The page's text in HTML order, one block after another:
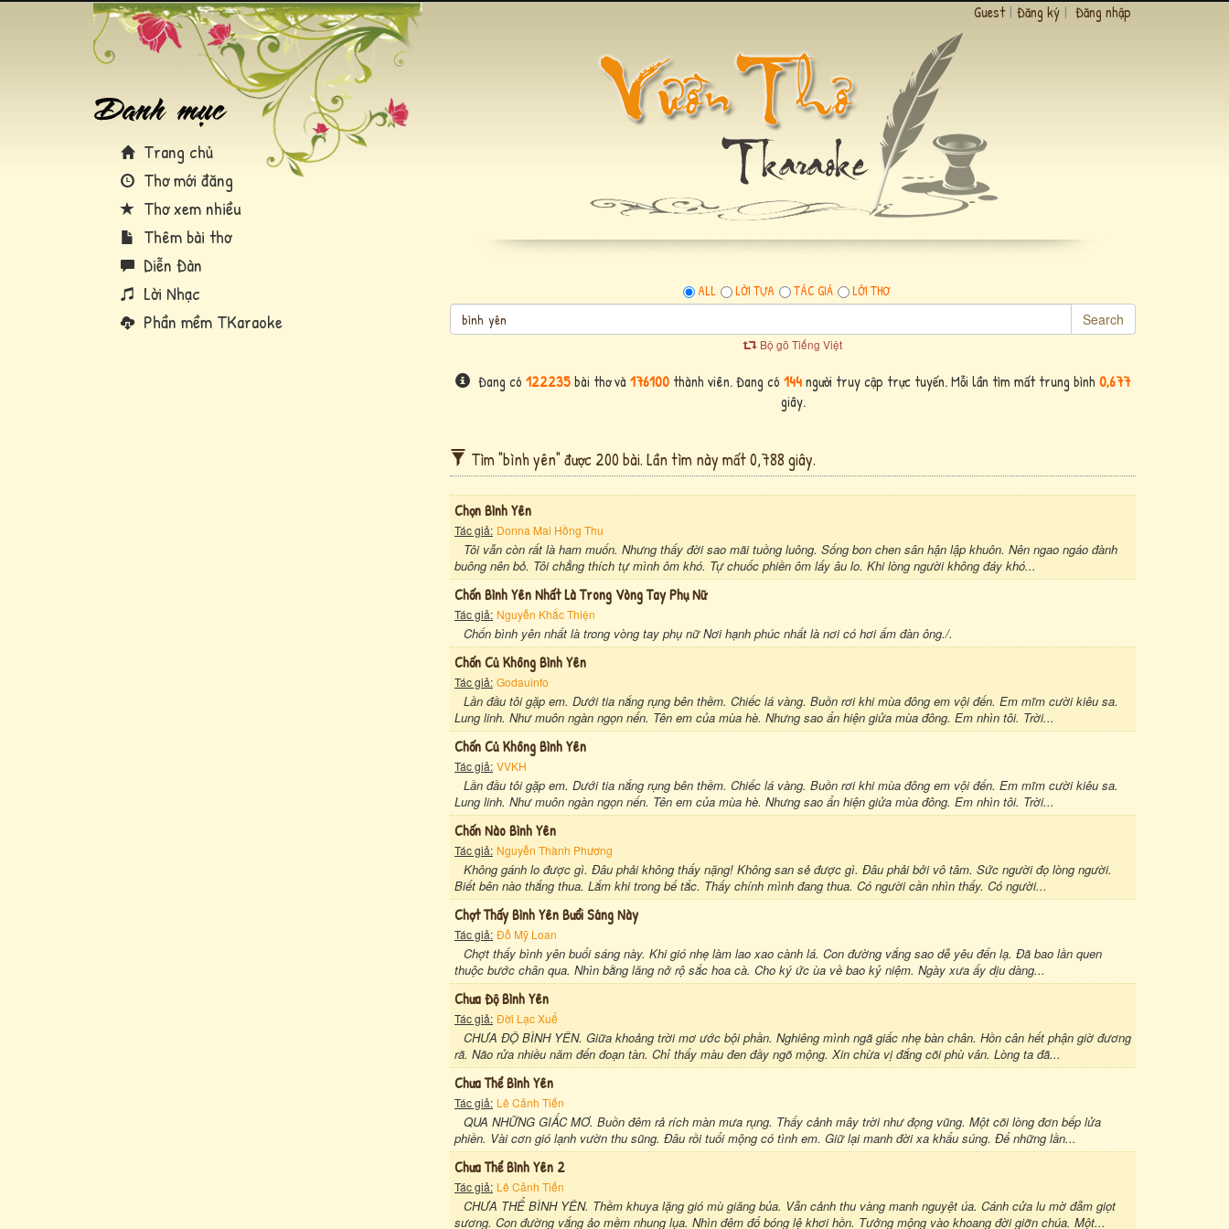
Trang chủ
Thơ mới đăng
Thơ xem nhiều
Thêm bài thơ
Diễn Đàn
Lời Nhạc
Phần mềm TKaraoke
Guest | Đăng ký | Đăng nhập
ALL LỜI TỰA TÁC GIẢ LỜI THƠ
Search
Bộ gõ Tiếng Việt
Đang có 122235bài thơ và 176100 thành viên. Đang có 144người truy cập trực tuyến. Mỗi lần tìm mất trung bình 0,677
giây.
Tìm "bình yên" được 200 bài. Lần tìm này mất 0,788 giây.
Chọn Bình Yên
Tác giả: Donna Mai Hồng Thu
Tôi vẫn còn rất là ham muốn. Nhưng thấy đời sao mãi tuồng luông. Sống bon chen sân hận lập khuôn. Nên ngao ngáo đành
buông nên bỏ. Tôi chẳng thích tự mình ôm khó. Tự chuốc phiền ôm lấy âu lo. Khi lòng người không đáy khó...
Chốn Bình Yên Nhất Là Trong Vòng Tay Phụ Nữ
Tác giả: Nguyễn Khắc Thiện
Chốn bình yên nhất là trong vòng tay phụ nữ Nơi hạnh phúc nhất là nơi có hơi ấm đàn ông./.
Chốn Củ Không Bình Yên
Tác giả: Godauinfo
Lần đầu tôi gặp em. Dưới tia nắng rụng bên thềm. Chiếc lá vàng. Buồn rơi khi mùa đông em vội đến. Em mĩm cười kiêu sa.
Lung linh. Như muôn ngàn ngọn nến. Tên em của mùa hè. Nhưng sao ẩn hiện giửa mùa đông. Em nhìn tôi. Trời...
Chốn Củ Không Bình Yên
Tác giả: VVKH
Lần đầu tôi gặp em. Dưới tia nắng rụng bên thềm. Chiếc lá vàng. Buồn rơi khi mùa đông em vội đến. Em mĩm cười kiêu sa.
Lung linh. Như muôn ngàn ngọn nến. Tên em của mùa hè. Nhưng sao ẩn hiện giửa mùa đông. Em nhìn tôi. Trời...
Chốn Nào Bình Yên
Tác giả: Nguyễn Thành Phương
Không gánh lo được gì. Đâu phải không thấy nặng! Không san sẻ được gì. Đâu phải bởi vô tâm. Sức người đọ lòng người.
Biết bên nào thắng thua. Lắm khi trong bế tắc. Thấy chính mình đang thua. Có người cần nhìn thấy. Có người...
Chợt Thấy Bình Yên Bưổi Sáng Này
Tác giả: Đỗ Mỹ Loan
Chợt thấy bình yên buổi sáng này. Khi gió nhẹ làm lao xao cành lá. Con đường vắng sao dễ yêu đến lạ. Đã bao lần quen
thuộc bước chân qua. Nhìn bằng lăng nở rộ sắc hoa cà. Cho ký ức ùa về bao kỷ niệm. Ngày xưa ấy dịu dàng...
Chưa Độ Bình Yên
Tác giả: Đời Lạc Xuể
CHƯA ĐỘ BÌNH YÊN. Giữa khoảng trời mơ ước bội phần. Nghiêng mình ngã giấc nhẹ bàn chân. Hồn cân hết phận giờ đương
rã. Não rửa nhiều năm đến đoạn tàn. Chỉ thấy màu đen đầy ngõ mộng. Xin chừa vị đắng cõi phù vân. Lòng ta đã...
Chưa Thể Bình Yên
Tác giả: Lê Cảnh Tiến
QUA NHỮNG GIẤC MƠ. Buồn đêm rả rích màn mưa rụng. Thấy cảnh mây trời như đọng vũng. Một cõi lòng đơn bếp lửa
phiền. Vài cơn gió lạnh vườn thu sũng. Đâu rồi tuổi mộng có tình em. Giữ lại manh đời xa khẩu súng. Để những lần...
Chưa Thể Bình Yên 2
Tác giả: Lê Cảnh Tiến
CHƯA THỂ BÌNH YÊN. Thềm khuya lặng gió mù giăng bủa. Vẫn cảnh thu vàng manh nguyệt úa. Cánh cửa lu mờ đẫm giọt
sương. Con đường vắng ảo mềm nhung lụa. Nhìn đêm đổ bóng lệ khơi hồn. Tưởng mộng vào khoang đời giỡn chúa. Một...